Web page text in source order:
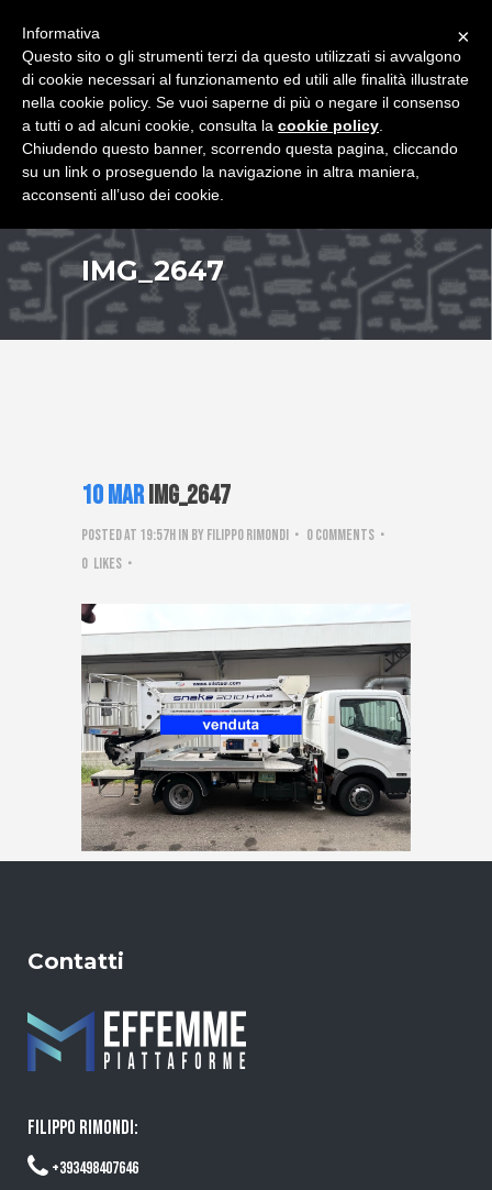
IMG_2647
10 MarIMG_2647
Posted at 19:57hin by Filippo Rimondi
0 Comments
0 Likes
Contatti
FILIPPO RIMONDI:
+393498407646
×
Informativa
Questo sito o gli strumenti terzi da questo utilizzati si avvalgono
di cookie necessari al funzionamento ed utili alle finalità illustrate
nella cookie policy. Se vuoi saperne di più o negare il consenso
a tutti o ad alcuni cookie, consulta la cookie policy
Chiudendo questo banner, scorrendo questa pagina, cliccando
su un link o proseguendo la navigazione in altra maniera,
acconsenti all’uso dei cookie.